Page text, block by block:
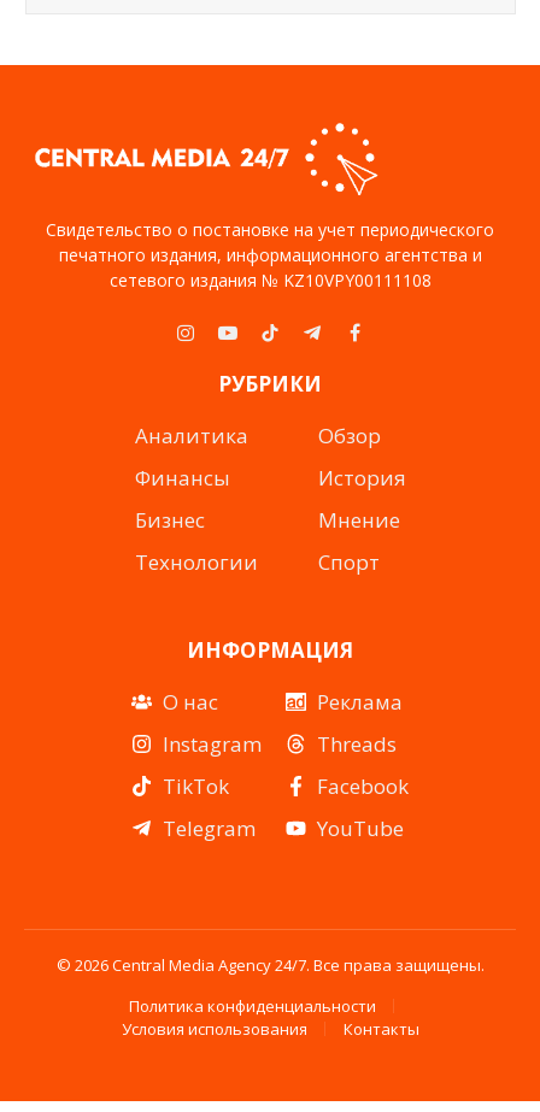
Свидетельство о постановке на учет периодического
печатного издания, информационного агентства и
сетевого издания № KZ10VPY00111108
Instagram
YouTubeTikTokTelegramFacebook
РУБРИКИ
Аналитика
Финансы
Бизнес
Технологии
Обзор
История
Мнение
Спорт
ИНФОРМАЦИЯ
О нас
Instagram
TikTok
Telegram
Реклама
Threads
Facebook
YouTube
© 2026 Central Media Agency 24/7. Все права защищены.
Политика конфиденциальности
Условия использования
Контакты